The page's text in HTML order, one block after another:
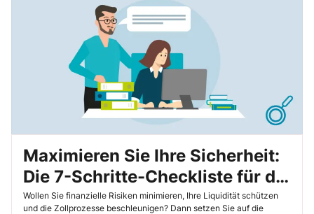
Maximieren Sie Ihre Sicherheit:
Die 7-Schritte-Checkliste für die
perfekte Garantie im UCC
Wollen Sie finanzielle Risiken minimieren, Ihre Liquidität schützen
und die Zollprozesse beschleunigen? Dann setzen Sie auf die